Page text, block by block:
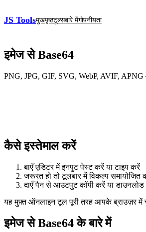
JS Toolsमुखपृष्ठटूल्सबारे मेंगोपनीयता
इमेज से Base64
PNG, JPG, GIF, SVG, WebP, AVIF,
कैसे इस्तेमाल करें
बाएँ एडिटर में इनपुट पेस्ट करें या टाइप करें
जरूरत हो तो टूलबार में विकल्प समायोजित
दाएँ पैन से आउटपुट कॉपी करें या
यह मुफ़्त ऑनलाइन टूल पूरी तरह आपके ब्राउज़र में
इमेज से Base64 के बारे में